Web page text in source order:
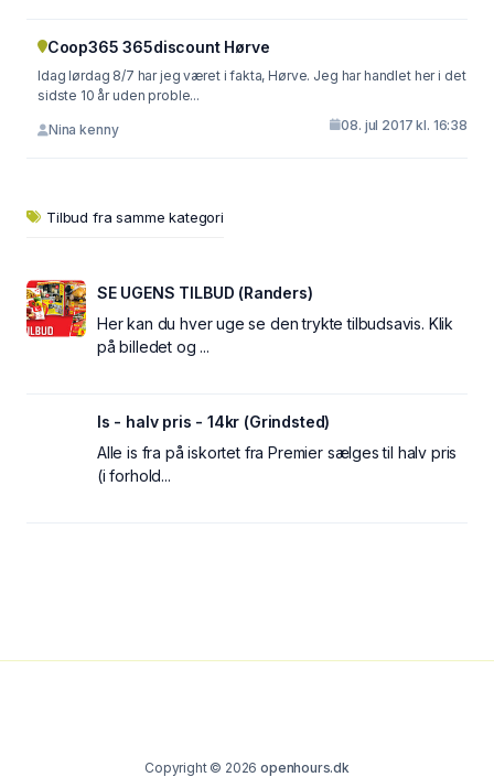
Coop365 365discount Hørve
Idag lørdag 8/7 har jeg været i fakta, Hørve. Jeg har handlet her i det
sidste 10 år uden proble...
Nina kenny 08. jul 2017 kl. 16:38
Tilbud fra samme kategori
SE UGENS TILBUD (Randers)
Her kan du hver uge se den trykte tilbudsavis. Klik
på billedet og ...
Is - halv pris - 14kr (Grindsted)
Alle is fra på iskortet fra Premier sælges til halv pris
(i forhold...
Copyright © 2026openhours.dk